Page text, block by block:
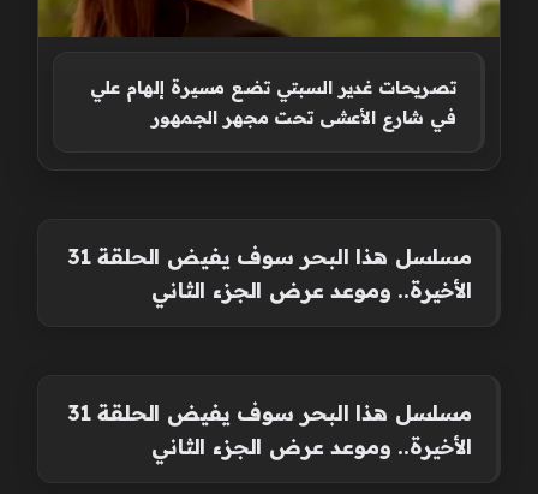
تصريحات غدير السبتي تضع مسيرة إلهام علي
في شارع الأعشى تحت مجهر الجمهور
مسلسل هذا البحر سوف يفيض الحلقة 31
الأخيرة.. وموعد عرض الجزء الثاني
مسلسل هذا البحر سوف يفيض الحلقة 31
الأخيرة.. وموعد عرض الجزء الثاني